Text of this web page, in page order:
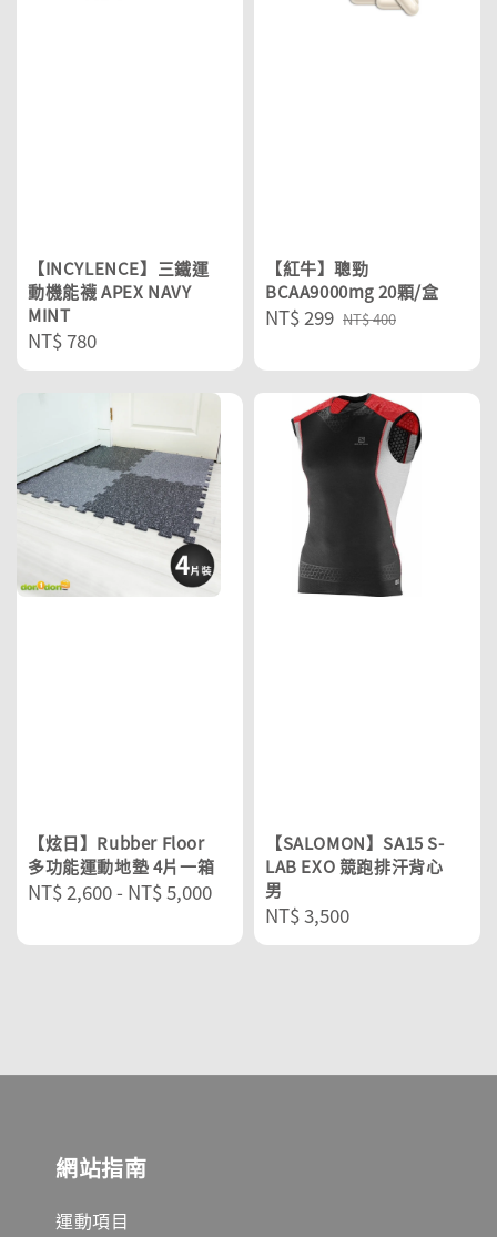
【INCYLENCE】三鐵運
動機能襪 APEX NAVY
MINT
Regular
price
NT$ 780
【紅牛】聰勁
BCAA9000mg 20顆/盒
Sale
NT$ 299 Regular
NT$ 400
【炫日】Rubber Floor
多功能運動地墊 4片一箱
Regular
NT$ 2,600- NT$ 5,000
【SALOMON】SA15 S-
LAB EXO 競跑排汗背心
男
Regular
price
NT$ 3,500
網站指南
運動項目